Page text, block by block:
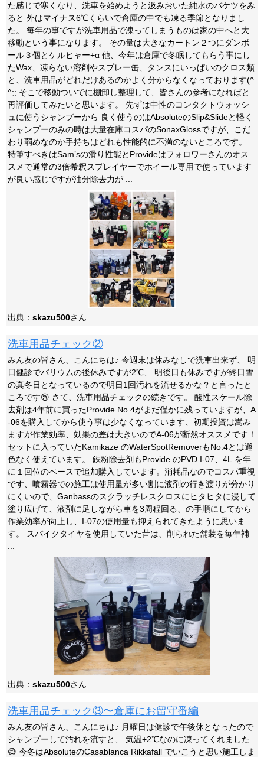
た感じで寒くなり、洗車を始めようと汲みおいた純水のバケツをみ
ると 外はマイナス6℃くらいで倉庫の中でも凍る季節となりまし
た。 毎年の事ですが洗車用品で凍ってしまうものは家の中へと大
移動という事になります。 その量は大きなカートン２つにダンボ
ール３個とケルヒャー+α 他、今年は倉庫で冬眠してもらう事にし
たWax、凍らない溶剤やスプレー缶、タンスにいっぱいのクロス類
と、洗車用品がどれだけあるのかよく分からなくなっております(^
^;; そこで移動ついでに棚卸し整理して、皆さんの参考になればと
再評価してみたいと思います。 先ずは中性のコンタクトウォッシ
ュに使うシャンプーから 良く使うのはAbsoluteのSlip&Slideと軽く
シャンプーのみの時は大量在庫コスパのSonaxGlossですが、こだ
わり弱めなのか手持ちはどれも性能的に不満のないところです。
特筆すべきはSam’sの滑り性能とProvideはフォロワーさんのオス
スメで通常の3倍希釈スプレイヤーでホイール専用で使っています
が良い感じですが油分除去力が ...
出典： skazu500さん
洗車用品チェック②
みん友の皆さん、こんにちは♪ 今週末は休みなしで洗車出来ず、 明
日健診でバリウムの後休みですが2℃、 明後日も休みですが終日雪
の真冬日となっているので明日1回汚れを流せるかな？と言ったと
ころです😢 さて、洗車用品チェックの続きです。 酸性スケール除
去剤は4年前に買ったProvide No.4がまだ僅かに残っていますが、A
-06を購入してから使う事は少なくなっています、初期投資は嵩み
ますが作業効率、効果の差は大きいのでA-06が断然オススメです！
セットに入っていたKamikaze のWaterSpotRemoverもNo.4とは遜
色なく使えています。 鉄粉除去剤もProvide のPVD I-07、4L.を年
に１回位のペースで追加購入しています。消耗品なのでコスパ重視
です、噴霧器での施工は使用量が多い割に液剤の行き渡りが分かり
にくいので、Ganbassのスクラッチレスクロスにヒタヒタに浸して
塗り広げて、液剤に足しながら車を3周程回る、の手順にしてから
作業効率が向上し、I-07の使用量も抑えられてきたように思いま
す。 スパイクタイヤを使用していた昔は、削られた舗装を毎年補
出典： skazu500さん
洗車用品チェック③〜倉庫にお留守番編
みん友の皆さん、こんにちは♪ 月曜日は健診で午後休となったので
シャンプーして汚れを流すと、 気温+2℃なのに凍ってくれました
😅 今冬はAbsoluteのCasablanca Rikkafall でいこうと思い施工しま